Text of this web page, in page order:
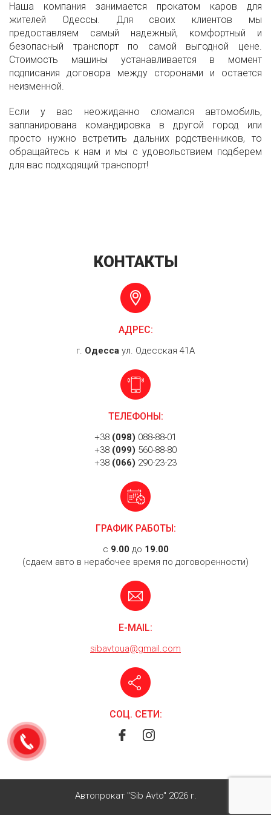
Наша компания занимается прокатом каров для
жителей Одессы. Для своих клиентов мы
предоставляем самый надежный, комфортный и
безопасный транспорт по самой выгодной цене.
Стоимость машины устанавливается в момент
подписания договора между сторонами и остается
неизменной.
Если у вас неожиданно сломался автомобиль,
запланирована командировка в другой город или
просто нужно встретить дальних родственников, то
обращайтесь к нам и мы с удовольствием подберем
для вас подходящий транспорт!
КОНТАКТЫ
АДРЕС:
г. Одесса ул. Одесская 41А
ТЕЛЕФОНЫ:
+38 (098) 088-88-01
+38 (099) 560-88-80
+38 (066) 290-23-23
ГРАФИК РАБОТЫ:
c 9.00до 19.00
(сдаем авто в нерабочее время по договоренности)
E-MAIL:
sibavtoua@gmail.com
СОЦ. СЕТИ:
Автопрокат "Sib Avto" 2026 г.